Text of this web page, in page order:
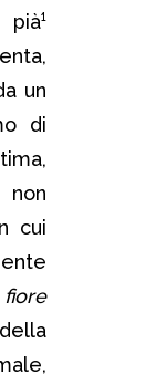
un
di
cui
fiore